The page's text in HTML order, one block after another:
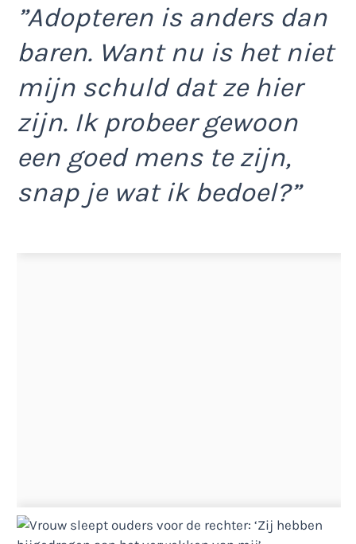
”Adopteren is anders dan
baren. Want nu is het niet
mijn schuld dat ze hier
zijn. Ik probeer gewoon
een goed mens te zijn,
snap je wat ik bedoel?”